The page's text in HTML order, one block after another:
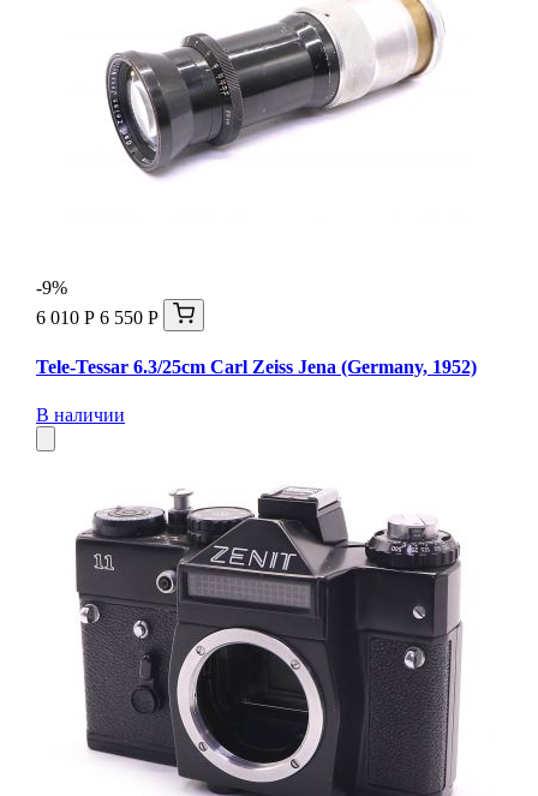
-9%
6 010 Р 6 550 Р
Tele-Tessar 6.3/25cm Carl Zeiss Jena (Germany, 1952)
В наличии